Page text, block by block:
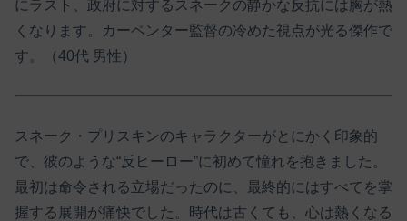
にラスト、政府に対するスネークの静かな反抗には胸が熱
くなります。カーペンター監督の冷めた視点が光る傑作で
す。（40代 男性）
スネーク・プリスキンのキャラクターがとにかく印象的
で、彼のような“反ヒーロー”に初めて憧れを抱きました。
最初は命令される立場だったのに、最終的にはすべてを掌
握する展開が痛快でした。時代は古くても、心は熱くなる